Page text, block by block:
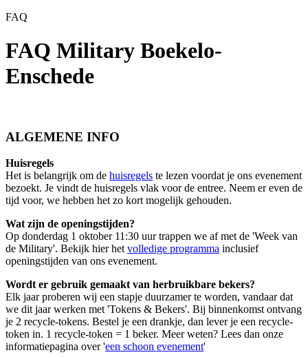
FAQ
FAQ Military Boekelo-
Enschede
ALGEMENE INFO
Huisregels
Het is belangrijk om de huisregels te lezen voordat je ons evenement
bezoekt. Je vindt de huisregels vlak voor de entree. Neem er even de
tijd voor, we hebben het zo kort mogelijk gehouden.
Wat zijn de openingstijden?
Op donderdag 1 oktober 11:30 uur trappen we af met de 'Week van
de Military'. Bekijk hier het volledige programma inclusief
openingstijden van ons evenement.
Wordt er gebruik gemaakt van herbruikbare bekers?
Elk jaar proberen wij een stapje duurzamer te worden, vandaar dat
we dit jaar werken met 'Tokens & Bekers'. Bij binnenkomst ontvang
je 2 recycle-tokens. Bestel je een drankje, dan lever je een recycle-
token in. 1 recycle-token = 1 beker. Meer weten? Lees dan onze
informatiepagina over 'een schoon evenement'